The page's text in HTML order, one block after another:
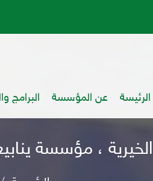
الرئيسة عن المؤسسة البرامج
، مؤسسة